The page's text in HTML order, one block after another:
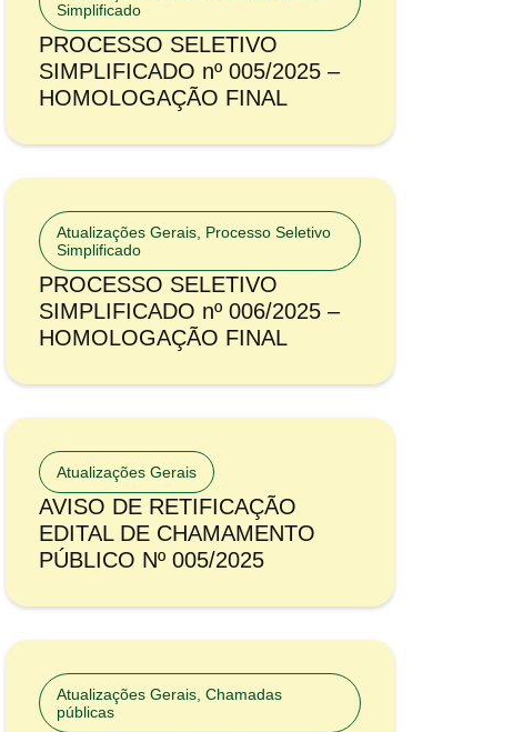
Simplificado
PROCESSO SELETIVO
SIMPLIFICADO nº 005/2025 –
HOMOLOGAÇÃO FINAL
Atualizações Gerais Processo Seletivo
Simplificado
PROCESSO SELETIVO
SIMPLIFICADO nº 006/2025 –
HOMOLOGAÇÃO FINAL
Atualizações Gerais
AVISO DE RETIFICAÇÃO
EDITAL DE CHAMAMENTO
PÚBLICO Nº 005/2025
Atualizações Gerais Chamadas
públicas